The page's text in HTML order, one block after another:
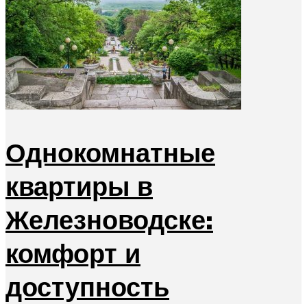
Однокомнатные
квартиры в
Железноводске:
комфорт и
доступность